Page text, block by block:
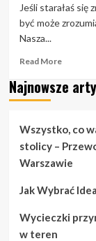
porady
i
Jeśli starałaś się
być może
Nasza...
Read MoreRead
about
czystej
i
zdrowej
Najnowsze
Wszystko, co
stolicy –
Warszawie
Jak Wybrać
Wycieczki
w teren